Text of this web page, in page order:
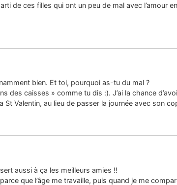
de ces filles qui ont un peu de mal avec l’amour
bien. Et toi, pourquoi as-tu du mal ?
des caisses » comme tu dis :). J’ai la chance
St Valentin, au lieu de passer la journée avec son
aussi à ça les meilleurs amies !!
que l’âge me travaille, puis quand je me